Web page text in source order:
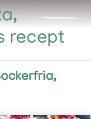
recept